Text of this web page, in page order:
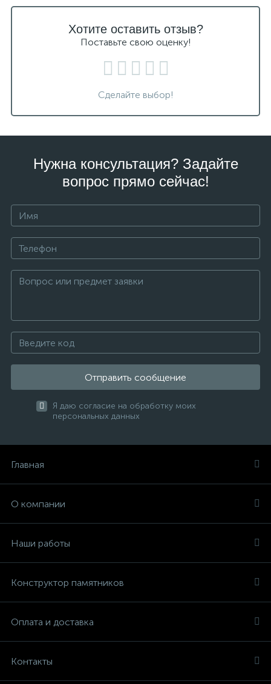
Хотите оставить отзыв?
Поставьте свою оценку!
Сделайте выбор!
Нужна консультация? Задайте
вопрос прямо сейчас!
Отправить сообщение
Я даю согласие на обработку моих
персональных данных
Главная
О компании
Наши работы
Конструктор памятников
Оплата и доставка
Контакты